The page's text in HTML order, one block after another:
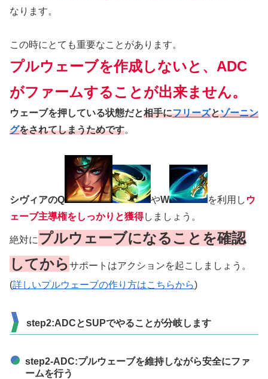
なります。
この時にとても重要なことがあります。
プルウェーブを作成しないと、ADC
がファームすることが出来ません。
ウェーブを押している状態だと相手にフリーズとゾーニン
グをされてしまうためです。
シヴィアのQ やW を利用し ウ
ェーブ主導権をしっかりと獲得しましょう。
絶対に プルウェーブになることを確認
してからサポートはアクションを起こしましょう。
(詳しいプルウェーブの作り方はこちらから)
step2:ADCとSUPでやることが分岐します
step2-ADC:プルウェーブを維持しながら安全にファ
ームを行う